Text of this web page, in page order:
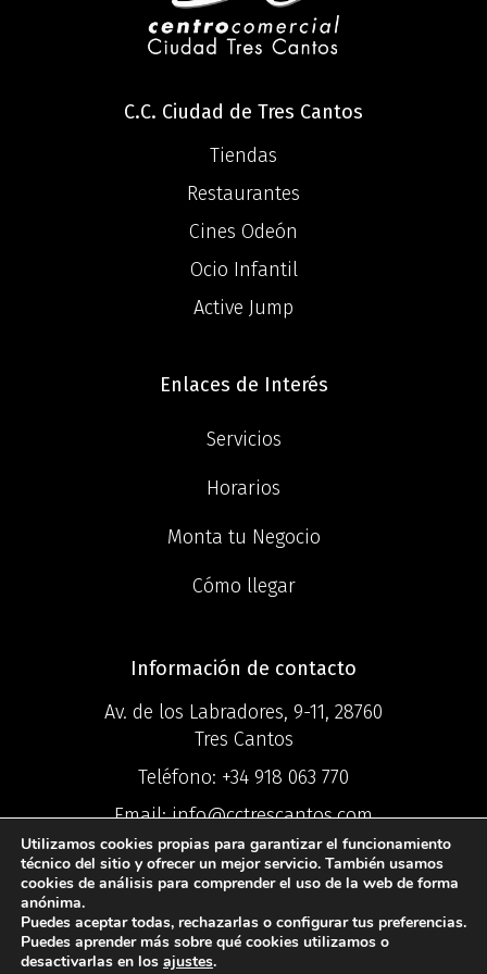
C.C. Ciudad de Tres Cantos
Tiendas
Restaurantes
Cines Odeón
Ocio Infantil
Active Jump
Enlaces de Interés
Servicios
Horarios
Monta tu Negocio
Cómo llegar
Información de contacto
Av. de los Labradores, 9-11, 28760
Tres Cantos
Teléfono: +34 918 063 770
Email:info@cctrescantos.com
©2025 Centro
Comercial Ciudad Tres Cantos ®
Utilizamos cookies propias para garantizar el funcionamiento
técnico del sitio y ofrecer un mejor servicio. También usamos
cookies de análisis para comprender el uso de la web de forma
anónima.
Puedes aceptar todas, rechazarlas o configurar tus preferencias.
Puedes aprender más sobre qué cookies utilizamos o
desactivarlas en los ajustes.